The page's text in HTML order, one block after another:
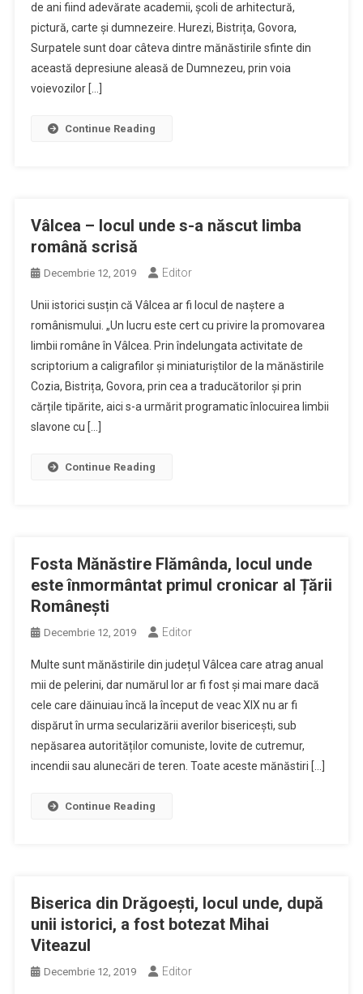
de ani fiind adevărate academii, școli de arhitectură,
pictură, carte și dumnezeire. Hurezi, Bistrița, Govora,
Surpatele sunt doar câteva dintre mănăstirile sfinte din
această depresiune aleasă de Dumnezeu, prin voia
voievozilor […]
Continue Reading
Vâlcea – locul unde s-a născut limba
română scrisă
Decembrie 12, 2019 Editor
Unii istorici susțin că Vâlcea ar fi locul de naștere a
românismului. „Un lucru este cert cu privire la promovarea
limbii române în Vâlcea. Prin îndelungata activitate de
scriptorium a caligrafilor și miniaturiștilor de la mănăstirile
Cozia, Bistrița, Govora, prin cea a traducătorilor și prin
cărțile tipărite, aici s-a urmărit programatic înlocuirea limbii
slavone cu […]
Continue Reading
Fosta Mănăstire Flămânda, locul unde
este înmormântat primul cronicar al Țării
Românești
Decembrie 12, 2019 Editor
Multe sunt mănăstirile din județul Vâlcea care atrag anual
mii de pelerini, dar numărul lor ar fi fost și mai mare dacă
cele care dăinuiau încă la început de veac XIX nu ar fi
dispărut în urma secularizării averilor bisericești, sub
nepăsarea autorităților comuniste, lovite de cutremur,
incendii sau alunecări de teren. Toate aceste mănăstiri […]
Continue Reading
Biserica din Drăgoești, locul unde, după
unii istorici, a fost botezat Mihai
Viteazul
Decembrie 12, 2019 Editor